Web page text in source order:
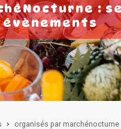
:
évènements
organisés par marchénocturne